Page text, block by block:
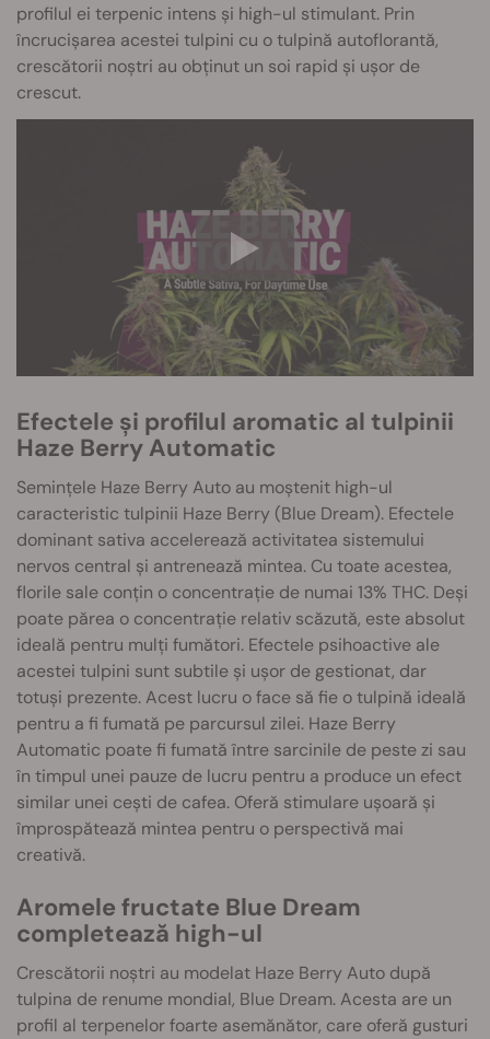
profilul ei terpenic intens și high-ul stimulant. Prin
încrucișarea acestei tulpini cu o tulpină autoflorantă,
crescătorii noștri au obținut un soi rapid și ușor de
crescut.
Efectele și profilul aromatic al tulpinii
Haze Berry Automatic
Semințele Haze Berry Auto au moștenit high-ul
caracteristic tulpinii Haze Berry (Blue Dream). Efectele
dominant sativa accelerează activitatea sistemului
nervos central și antrenează mintea. Cu toate acestea,
florile sale conțin o concentrație de numai 13% THC. Deși
poate părea o concentrație relativ scăzută, este absolut
ideală pentru mulți fumători. Efectele psihoactive ale
acestei tulpini sunt subtile și ușor de gestionat, dar
totuși prezente. Acest lucru o face să fie o tulpină ideală
pentru a fi fumată pe parcursul zilei. Haze Berry
Automatic poate fi fumată între sarcinile de peste zi sau
în timpul unei pauze de lucru pentru a produce un efect
similar unei cești de cafea. Oferă stimulare ușoară și
împrospătează mintea pentru o perspectivă mai
creativă.
Aromele fructate Blue Dream
completează high-ul
Crescătorii noștri au modelat Haze Berry Auto după
tulpina de renume mondial, Blue Dream. Acesta are un
profil al terpenelor foarte asemănător, care oferă gusturi